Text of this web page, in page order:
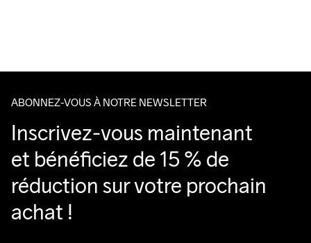
ABONNEZ-VOUS À NOTRE NEWSLETTER
Inscrivez-vous maintenant
et bénéficiez de 15 % de
réduction sur votre prochain
achat !